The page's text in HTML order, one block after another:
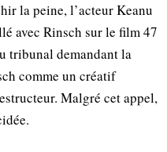
la peine, l’acteur Keanu
avec Rinsch sur le film 47
tribunal demandant la
comme un créatif
Malgré cet appel,